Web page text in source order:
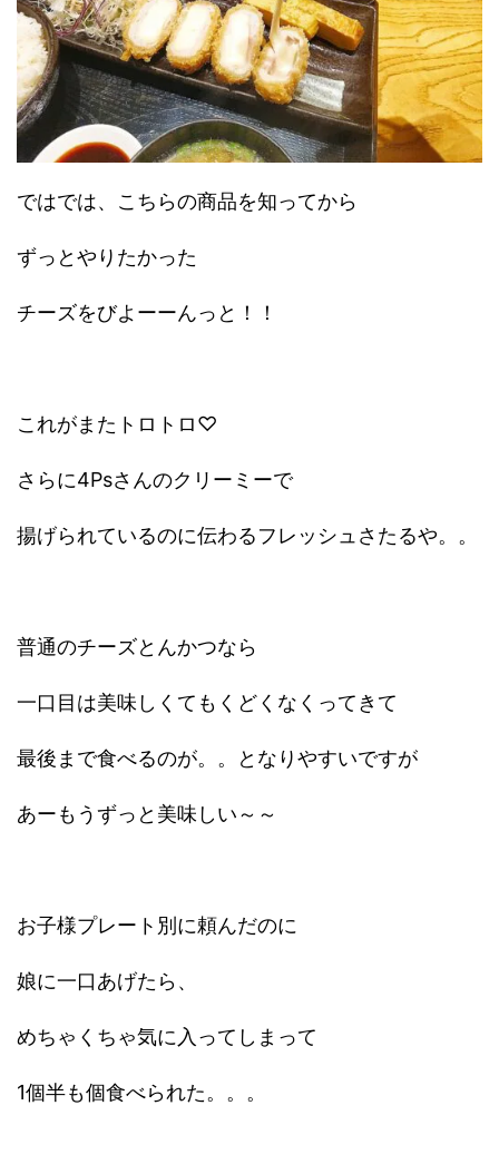
ではでは、こちらの商品を知ってから
ずっとやりたかった
チーズをびよーーんっと！！
これがまたトロトロ♡
さらに4Psさんのクリーミーで
揚げられているのに伝わるフレッシュさたるや。。
普通のチーズとんかつなら
一口目は美味しくてもくどくなくってきて
最後まで食べるのが。。となりやすいですが
あーもうずっと美味しい～～
お子様プレート別に頼んだのに
娘に一口あげたら、
めちゃくちゃ気に入ってしまって
1個半も個食べられた。。。